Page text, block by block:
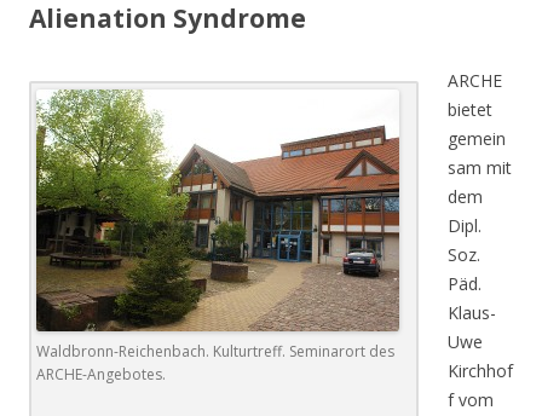
Alienation Syndrome
Waldbronn-Reichenbach. Kulturtreff. Seminarort des
ARCHE-Angebotes.
ARCHE
bietet
gemein
sam mit
dem
Dipl.
Soz.
Päd.
Klaus-
Uwe
Kirchhof
f vom